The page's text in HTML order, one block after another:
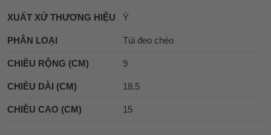
XUẤT XỨ THƯƠNG HIỆU Ý
PHÂN LOẠI Túi đeo chéo
CHIỀU RỘNG (CM) 9
CHIỀU DÀI (CM) 18.5
CHIỀU CAO (CM) 15